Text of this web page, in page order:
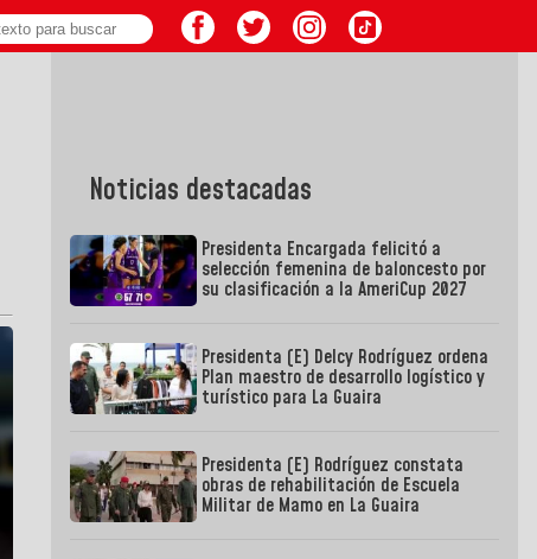
Noticias destacadas
Presidenta Encargada felicitó a
selección femenina de baloncesto por
su clasificación a la AmeriCup 2027
Presidenta (E) Delcy Rodríguez ordena
Plan maestro de desarrollo logístico y
turístico para La Guaira
Presidenta (E) Rodríguez constata
obras de rehabilitación de Escuela
Militar de Mamo en La Guaira